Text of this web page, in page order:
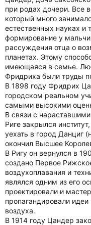
при родах дочери. Все
который много
естественных науках и
формирование у
рассуждения отца о
планетах. Этому
имеющаяся в семье.
Фридриха были труды
В 1898 году Фридрих
городском реальном
самыми высокими
В связи с
Риге закрылся
уехать в город Данциг
окончил Высшее
В Ригу он вернулся в
создано Первое
воздухоплавания и
являлся одним из его
проектировали и
пропагандировали
воздуха.
В 1914 году Цандер